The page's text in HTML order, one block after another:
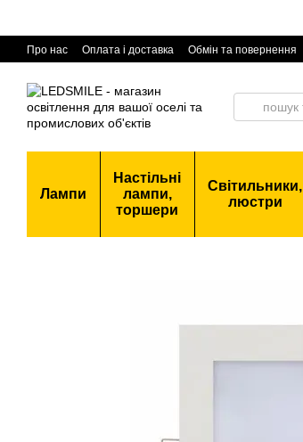
Про нас Оплата і доставка Обмін та повернення
Лампи
Настільні
лампи,
торшери
Світильники,
люстри